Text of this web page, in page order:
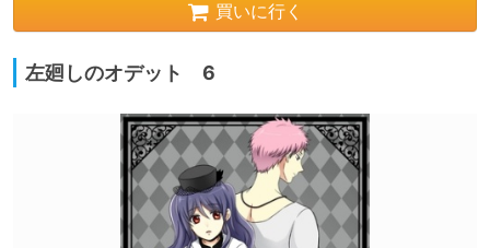
買いに行く
左廻しのオデット 6